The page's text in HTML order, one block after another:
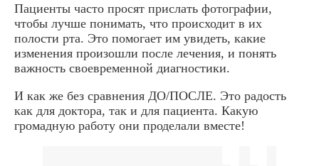
Пациенты часто просят прислать фотографии,
чтобы лучше понимать, что происходит в их
полости рта. Это помогает им увидеть, какие
изменения произошли после лечения, и понять
важность своевременной диагностики.
И как же без сравнения ДО/ПОСЛЕ. Это радость
как для доктора, так и для пациента. Какую
громадную работу они проделали вместе!